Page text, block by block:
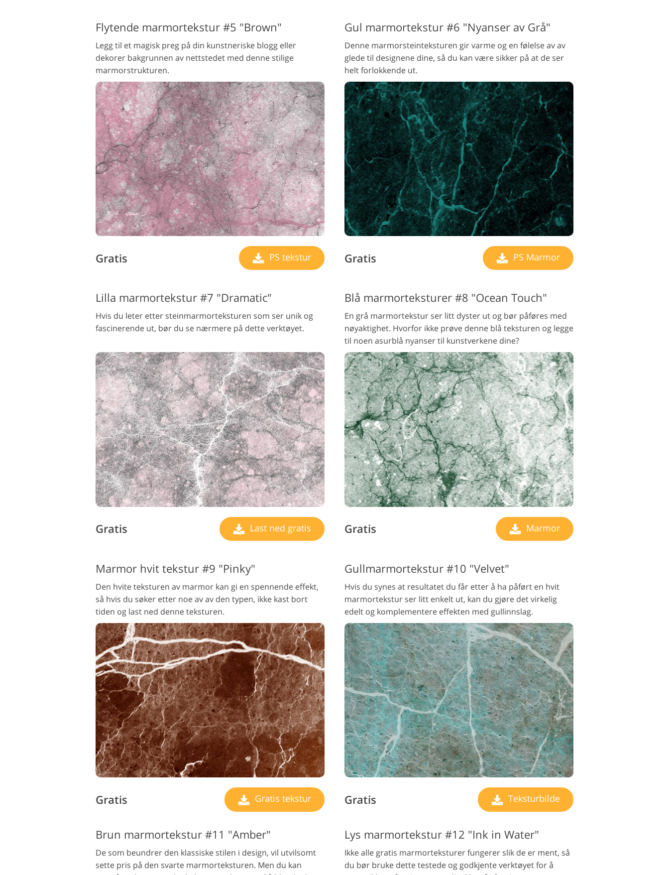
Flytende marmortekstur #5 "Brown"
Legg til et magisk preg på din kunstneriske blogg eller
dekorer bakgrunnen av nettstedet med denne stilige
marmorstrukturen.
Gratis PS tekstur
Gul marmortekstur #6 "Nyanser av Grå"
Denne marmorsteinteksturen gir varme og en følelse av av
glede til designene dine, så du kan være sikker på at de ser
helt forlokkende ut.
Gratis PS Marmor
Lilla marmortekstur #7 "Dramatic"
Hvis du leter etter steinmarmorteksturen som ser unik og
fascinerende ut, bør du se nærmere på dette verktøyet.
Gratis Last ned gratis
Blå marmorteksturer #8 "Ocean Touch"
En grå marmortekstur ser litt dyster ut og bør påføres med
nøyaktighet. Hvorfor ikke prøve denne blå teksturen og legge
til noen asurblå nyanser til kunstverkene dine?
Gratis Marmor
Marmor hvit tekstur #9 "Pinky"
Den hvite teksturen av marmor kan gi en spennende effekt,
så hvis du søker etter noe av av den typen, ikke kast bort
tiden og last ned denne teksturen.
Gratis Gratis tekstur
Gullmarmortekstur #10 "Velvet"
Hvis du synes at resultatet du får etter å ha påført en hvit
marmortekstur ser litt enkelt ut, kan du gjøre det virkelig
edelt og komplementere effekten med gullinnslag.
Gratis Teksturbilde
Brun marmortekstur #11 "Amber"
De som beundrer den klassiske stilen i design, vil utvilsomt
sette pris på den svarte marmorteksturen. Men du kan
Lys marmortekstur #12 "Ink in Water"
Ikke alle gratis marmorteksturer fungerer slik de er ment, så
du bør bruke dette testede og godkjente verktøyet for å